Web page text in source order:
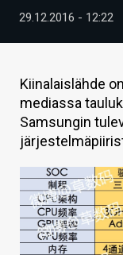
TIETOA
KAUPPA
VAIHDA TEEMA
HAKU
29.12.2016 - 12:22
Kiinalaislähde
mediassa
Samsungin